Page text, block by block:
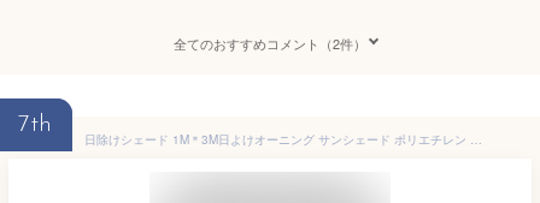
全てのおすすめコメント（2件）
7th
日除けシェード 1M＊3M日よけオーニング サンシェード ポリエチレン 目隠し UVカット 通気性 おしゃれ 大型 結束バンド*20